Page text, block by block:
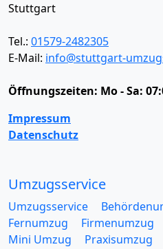
Stuttgart
Tel.: 01579-2482305
E-Mail: info@stuttgart-
Öffnungszeiten: Mo - Sa:
Impressum
Datenschutz
Umzugsservice
Umzugsservice
Fernumzug
Firmenumzug
Mini Umzug
Praxisumzug